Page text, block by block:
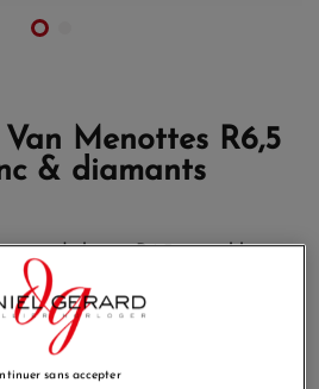
Menottes R6,5
& diamants
dinh van R6,5 en or blanc et
sans accepter